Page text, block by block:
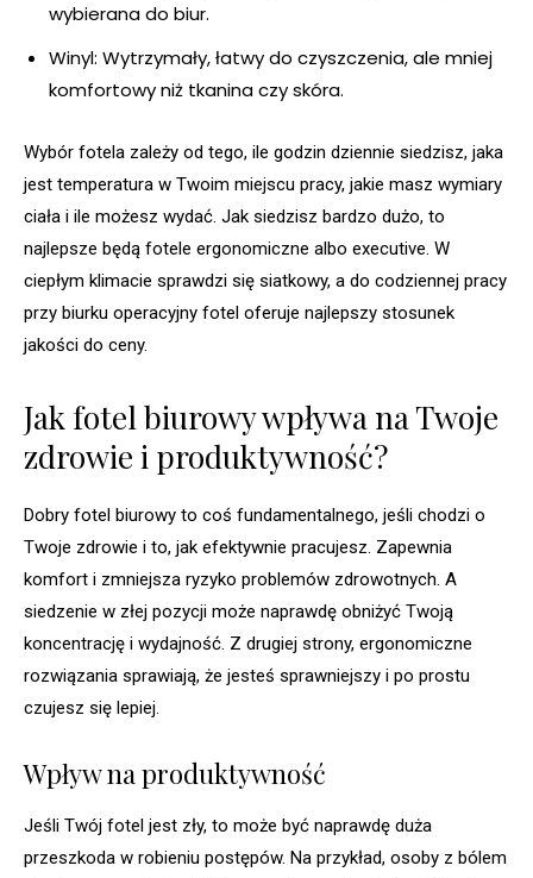
wybierana do biur.
Winyl: Wytrzymały, łatwy do czyszczenia, ale mniej
komfortowy niż tkanina czy skóra.
Wybór fotela zależy od tego, ile godzin dziennie siedzisz, jaka
jest temperatura w Twoim miejscu pracy, jakie masz wymiary
ciała i ile możesz wydać. Jak siedzisz bardzo dużo, to
najlepsze będą fotele ergonomiczne albo executive. W
ciepłym klimacie sprawdzi się siatkowy, a do codziennej pracy
przy biurku operacyjny fotel oferuje najlepszy stosunek
jakości do ceny.
Jak fotel biurowy wpływa na Twoje
zdrowie i produktywność?
Dobry fotel biurowy to coś fundamentalnego, jeśli chodzi o
Twoje zdrowie i to, jak efektywnie pracujesz. Zapewnia
komfort i zmniejsza ryzyko problemów zdrowotnych. A
siedzenie w złej pozycji może naprawdę obniżyć Twoją
koncentrację i wydajność. Z drugiej strony, ergonomiczne
rozwiązania sprawiają, że jesteś sprawniejszy i po prostu
czujesz się lepiej.
Wpływ na produktywność
Jeśli Twój fotel jest zły, to może być naprawdę duża
przeszkoda w robieniu postępów. Na przykład, osoby z bólem